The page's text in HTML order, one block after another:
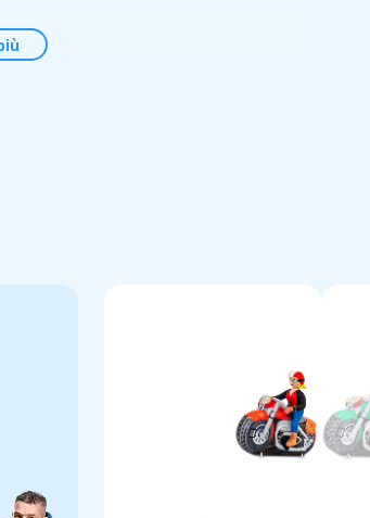
ziet er gewoon heel stoer uit. Deze